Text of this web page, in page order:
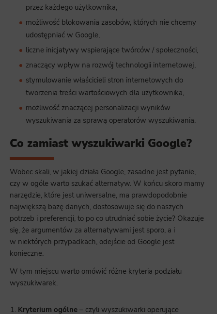
przez każdego użytkownika,
możliwość blokowania zasobów, których nie chcemy
udostępniać w Google,
liczne inicjatywy wspierające twórców / społeczności,
znaczący wpływ na rozwój technologii internetowej,
stymulowanie właścicieli stron internetowych do
tworzenia treści wartościowych dla użytkownika,
możliwość znaczącej personalizacji wyników
wyszukiwania za sprawą operatorów wyszukiwania.
Co zamiast wyszukiwarki Google?
Wobec skali, w jakiej działa Google, zasadne jest pytanie,
czy w ogóle warto szukać alternatyw. W końcu skoro mamy
narzędzie, które jest uniwersalne, ma prawdopodobnie
największą bazę danych, dostosowuje się do naszych
potrzeb i preferencji, to po co utrudniać sobie życie? Okazuje
się, że argumentów za alternatywami jest sporo, a i
w niektórych przypadkach, odejście od Google jest
konieczne.
W tym miejscu warto omówić różne kryteria podziału
wyszukiwarek.
Kryterium ogólne – czyli wyszukiwarki operujące